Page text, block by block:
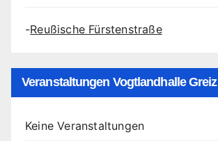
-Reußische Fürstenstraße
Veranstaltungen Vogtlandhalle Greiz
Keine Veranstaltungen